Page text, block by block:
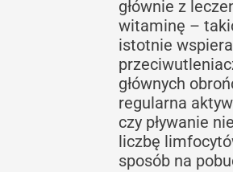
głównie z
witaminę –
istotnie
głównych
regularna
czy pływanie
liczbę
sposób na